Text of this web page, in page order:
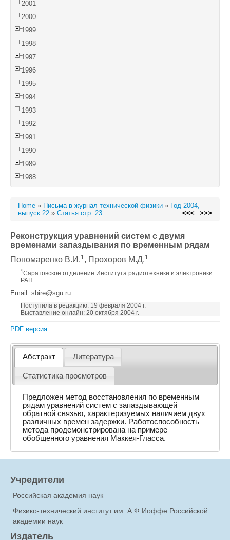
2001
2000
1999
1998
1997
1996
1995
1994
1993
1992
1991
1990
1989
1988
Home » Письма в журнал технической физики » Год 2004,
выпуск 22 » Статья стр. 23 <<< >>>
Реконструкция уравнений систем с двумя
временами запаздывания по временным рядам
Пономаренко В.И.1, Прохоров М.Д.1
1 Саратовское отделение Института радиотехники и электроники
РАН
Email: sbire@sgu.ru
Поступила в редакцию: 19 февраля 2004 г.
Выставление онлайн: 20 октября 2004 г.
PDF версия
Абстракт Литература
Статистика просмотров
Предложен метод восстановления по временным
рядам уравнений систем с запаздывающей
обратной связью, характеризуемых наличием двух
различных времен задержки. Работоспособность
метода продемонстрирована на примере
обобщенного уравнения Маккея-Гласса.
Учредители
Российская академия наук
Физико-технический институт им. А.Ф.Иоффе Российской
академии наук
Издатель